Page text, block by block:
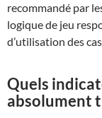
recommandé par
logique de jeu
d’utilisation des
Quels
absolument